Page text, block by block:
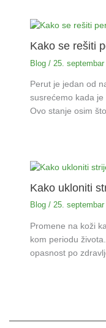
Kako se rešiti
Blog / 25. septembar
Perut je jedan od
susrećemo kada
Ovo stanje osim
Kako ukloniti
Blog /25. septembar
Promene na koži
kom periodu
opasnost po